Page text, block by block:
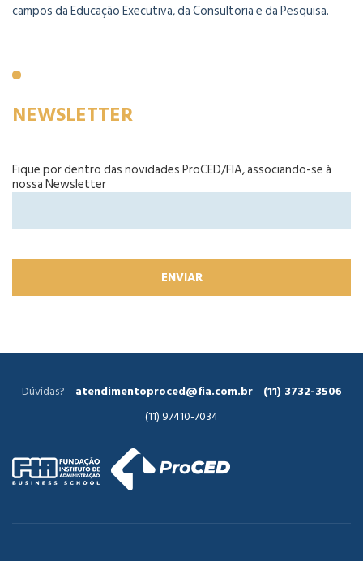
campos da Educação Executiva, da Consultoria e da Pesquisa.
NEWSLETTER
Fique por dentro das novidades ProCED/FIA, associando-se à
nossa Newsletter
Dúvidas? atendimentoproced@fia.com.br
(11) 3732-3506
(11) 97410-7034